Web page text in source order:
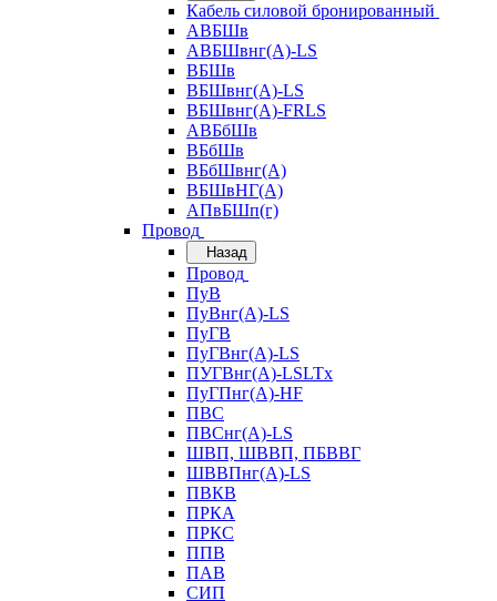
Кабель силовой бронированный
АВБШв
АВБШвнг(А)-LS
ВБШв
ВБШвнг(А)-LS
ВБШвнг(А)-FRLS
АВБбШв
ВБбШв
ВБбШвнг(А)
ВБШвНГ(А)
АПвБШп(г)
Провод
Назад
Провод
ПуВ
ПуВнг(А)-LS
ПуГВ
ПуГВнг(А)-LS
ПУГВнг(А)-LSLTx
ПуГПнг(А)-HF
ПВС
ПВСнг(А)-LS
ШВП, ШВВП, ПБВВГ
ШВВПнг(А)-LS
ПВКВ
ПРКА
ПРКС
ППВ
ПАВ
СИП